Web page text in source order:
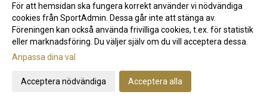
Avslutning för P.09 2016-10-24 13:42
Astrios P.09 - Upplägg under hösten!
Gå till Webbversion
För att hemsidan ska fungera korrekt använder vi nödvändiga
cookies från SportAdmin. Dessa går inte att stänga av.
Föreningen kan också använda frivilliga cookies, t.ex. för statistik
eller marknadsföring. Du väljer själv om du vill acceptera dessa.
Anpassa dina val
Acceptera nödvändiga Acceptera alla